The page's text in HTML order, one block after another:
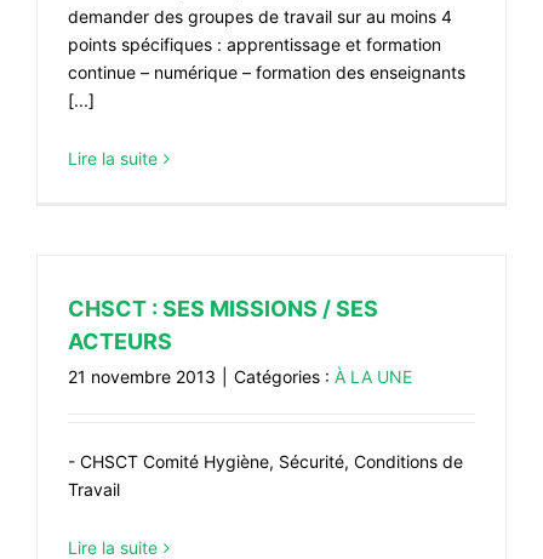
demander des groupes de travail sur au moins 4
points spécifiques : apprentissage et formation
continue – numérique – formation des enseignants
[...]
Lire la suite
CHSCT : SES MISSIONS / SES
ACTEURS
21 novembre 2013 Catégories : À LA UNE
- CHSCT Comité Hygiène, Sécurité, Conditions de
Travail
Lire la suite